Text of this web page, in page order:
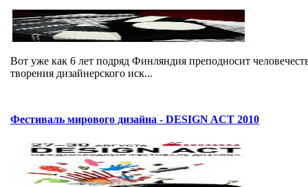
Вот уже как 6 лет подряд Финляндия преподносит
творения дизайнерского иск...
Фестиваль мирового дизайна - DESIGN ACT 2010